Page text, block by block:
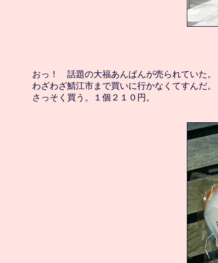
おっ！　話題の大福あんぱんが売られていた。
わざわざ鯖江市まで買いに行かなくてすんだ。